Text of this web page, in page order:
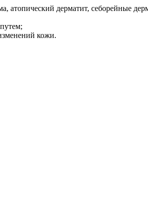
атопический дерматит, себорейные
кожи.